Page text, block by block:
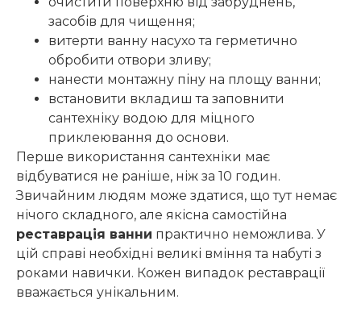
засобів для чищення;
витерти ванну насухо та герметично
обробити отвори зливу;
нанести монтажну піну на площу ванни;
встановити вкладиш та заповнити
сантехніку водою для міцного
приклеювання до основи.
Перше використання сантехніки має
відбуватися не раніше, ніж за 10 годин.
Звичайним людям може здатися, що тут немає
нічого складного, але якісна самостійна
реставрація ванни практично неможлива. У
цій справі необхідні великі вміння та набуті з
роками навички. Кожен випадок реставрації
вважається унікальним.